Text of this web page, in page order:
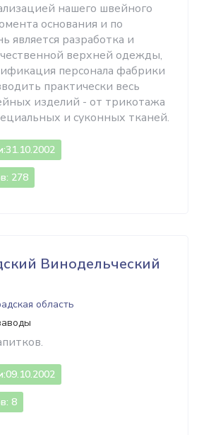
нашего швейного
основания и по
является разработка и
верхней одежды,
персонала фабрики
практически весь
изделий - от трикотажа
и суконных тканей.
31.10.2002
278
Винодельческий
область
09.10.2002
8